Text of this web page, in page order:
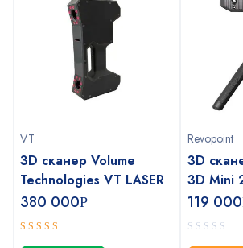
VT
3D сканер Volume
Technologies VT LASER
380 000Р
Revopoint
3D
3D Mini
119 000